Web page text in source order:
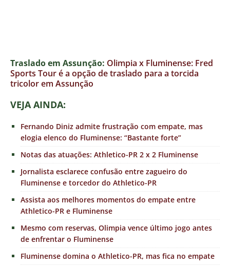
Traslado em Assunção: Olimpia x Fluminense: Fred
Sports Tour é a opção de traslado para a torcida
tricolor em Assunção
VEJA AINDA:
Fernando Diniz admite frustração com empate, mas
elogia elenco do Fluminense: “Bastante forte”
Notas das atuações: Athletico-PR 2 x 2 Fluminense
Jornalista esclarece confusão entre zagueiro do
Fluminense e torcedor do Athletico-PR
Assista aos melhores momentos do empate entre
Athletico-PR e Fluminense
Mesmo com reservas, Olimpia vence último jogo antes
de enfrentar o Fluminense
Fluminense domina o Athletico-PR, mas fica no empate